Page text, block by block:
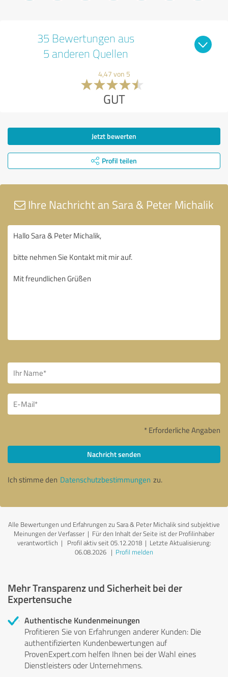
35 Bewertungen aus
5 anderen Quellen
4,47 von 5
GUT
Jetzt bewerten
Profil teilen
Ihre Nachricht an Sara & Peter Michalik
* Erforderliche Angaben
Nachricht senden
Ich stimme den Datenschutzbestimmungen zu.
Alle Bewertungen und Erfahrungen zu Sara & Peter Michalik sind subjektive
Meinungen der Verfasser | Für den Inhalt der Seite ist der Profilinhaber
verantwortlich | Profil aktiv seit 05.12.2018 | Letzte Aktualisierung:
06.08.2026 | Profil melden
Mehr Transparenz und Sicherheit bei der
Expertensuche
Authentische Kundenmeinungen
Profitieren Sie von Erfahrungen anderer Kunden: Die
authentifizierten Kundenbewertungen auf
ProvenExpert.com helfen Ihnen bei der Wahl eines
Dienstleisters oder Unternehmens.